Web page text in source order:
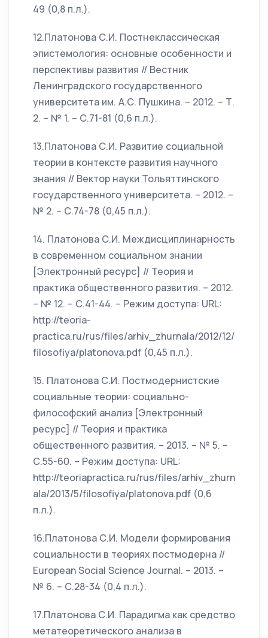
49 (0,8 п.л.).
12.Платонова С.И. Постнеклассическая
эпистемология: основные особенности и
перспективы развития // Вестник
Ленинградского государственного
университета им. А.С. Пушкина. – 2012. – Т.
2. – № 1. – С.71-81 (0,6 п.л.).
13.Платонова С.И. Развитие социальной
теории в контексте развития научного
знания // Вектор науки Тольяттинского
государственного университета. – 2012. –
№ 2. – С.74-78 (0,45 п.л.).
14. Платонова С.И. Междисциплинарность
в современном социальном знании
[Электронный ресурс] // Теория и
практика общественного развития. – 2012.
– № 12. – С.41-44. – Режим доступа: URL:
http://teoria-
practica.ru/rus/files/arhiv_zhurnala/2012/12/
filоsоfiyа/platonova.pdf (0,45 п.л.).
15. Платонова С.И. Постмодернистские
социальные теории: социально-
философский анализ [Электронный
ресурс] // Теория и практика
общественного развития. – 2013. – № 5. –
С.55-60. – Режим доступа: URL:
http://teoriapractica.ru/rus/files/arhiv_zhurn
ala/2013/5/filоsоfiyа/platonova.pdf (0,6
п.л.).
16.Платонова С.И. Модели формирования
социальности в теориях постмодерна //
European Social Science Journal. – 2013. –
№ 6. – С.28-34 (0,4 п.л.).
17.Платонова С.И. Парадигма как средство
метатеоретического анализа в